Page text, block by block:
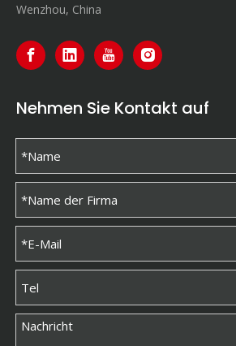
Wenzhou, China
Nehmen Sie Kontakt auf